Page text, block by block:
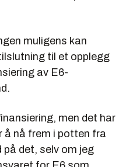
muligens kan
til et opplegg
av E6-
men det har
å nå frem i potten fra
det, selv om jeg